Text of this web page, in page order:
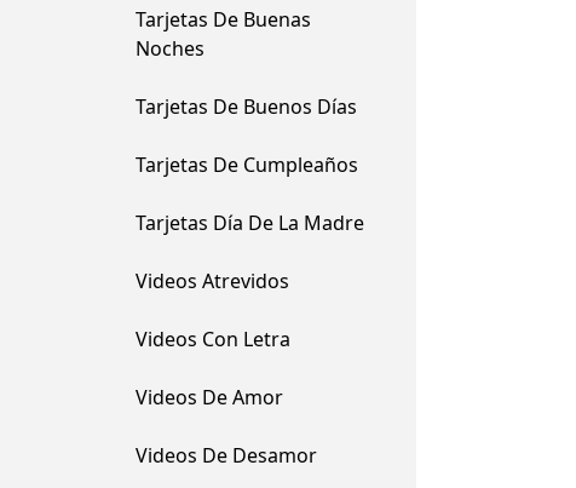
Tarjetas De Buenas
Noches
Tarjetas De Buenos Días
Tarjetas De Cumpleaños
Tarjetas Día De La Madre
Videos Atrevidos
Videos Con Letra
Videos De Amor
Videos De Desamor